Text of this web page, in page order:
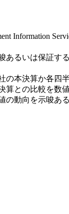
Information
あるいは保証す
の本決算か各四
算との比較を数
の動向を示唆あ